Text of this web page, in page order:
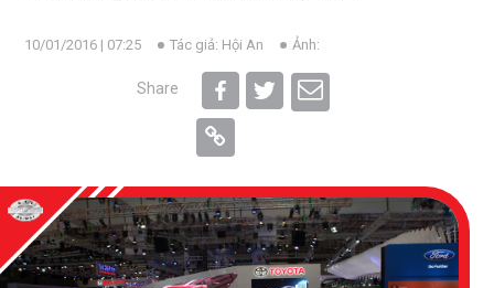
10/01/2016 | 07:25 Tác giả: Hội An Ảnh:
Share